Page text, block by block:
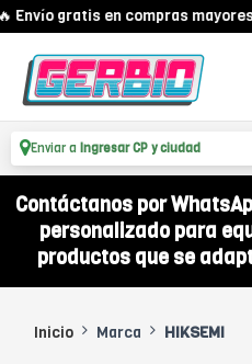
gratis en compras mayores a
Enviar a Ingresar CP y ciudad
Contáctanos por
personalizado para
productos que se
Inicio Marca HIKSEMI